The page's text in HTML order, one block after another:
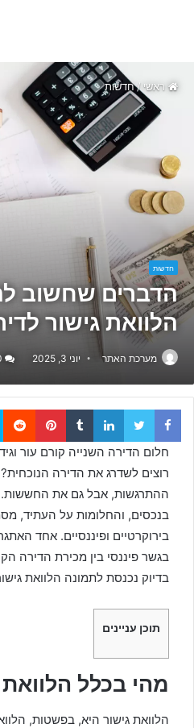
ראשי/חדשות
חדשות
הדברים שחשוב
הלוואת גישור
מערכת האתר יוני 3, 2025
Facebook
Twitter
LinkedIn
Tumblr
Pinterest
Reddit
חלום הדירה השנייה קורם עור
רוצים לשדרג את הדירה
ההתרגשות, אבל גם את החששות.
בנכסים, והחלומות על העתיד,
בירוקרטיים ופיננסיים. אחד
בגשר פיננסי בין מכירת הדירה
בדיוק נכנסת לתמונה הלוואת
תוכן עניינים
מהי בכלל
הלוואת גישור היא, בפשטות,